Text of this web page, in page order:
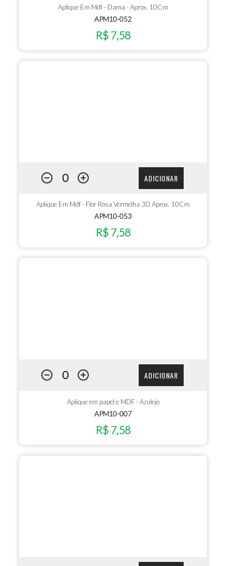
Aplique Em Mdf - Dama - Aprox. 10Cm
APM10-052
R$ 7,58
ADICIONAR
Aplique Em Mdf - Flor Rosa Vermelha 3D Aprox. 10Cm
APM10-053
R$ 7,58
ADICIONAR
Aplique em papel e MDF - Azulejo
APM10-007
R$ 7,58